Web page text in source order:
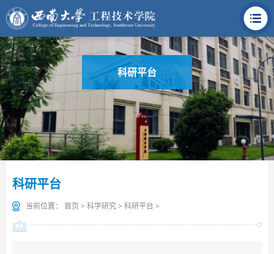
科研平台
科研平台
当前位置： 首页 > 科学研究> 科研平台 >